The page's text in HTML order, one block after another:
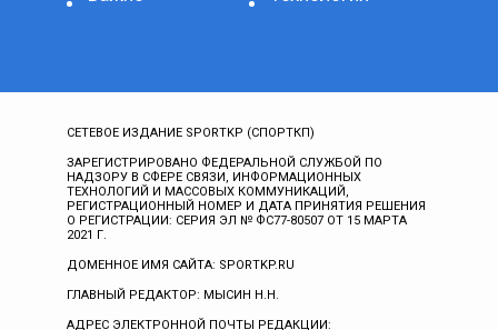
СЕТЕВОЕ ИЗДАНИЕ SPORTKP (СПОРТКП)
ЗАРЕГИСТРИРОВАНО ФЕДЕРАЛЬНОЙ СЛУЖБОЙ ПО
НАДЗОРУ В СФЕРЕ СВЯЗИ, ИНФОРМАЦИОННЫХ
ТЕХНОЛОГИЙ И МАССОВЫХ КОММУНИКАЦИЙ,
РЕГИСТРАЦИОННЫЙ НОМЕР И ДАТА ПРИНЯТИЯ РЕШЕНИЯ
О РЕГИСТРАЦИИ: СЕРИЯ ЭЛ № ФС77-80507 ОТ 15 МАРТА
2021 Г.
ДОМЕННОЕ ИМЯ САЙТА: SPORTKP.RU
ГЛАВНЫЙ РЕДАКТОР: МЫСИН Н.Н.
АДРЕС ЭЛЕКТРОННОЙ ПОЧТЫ РЕДАКЦИИ: